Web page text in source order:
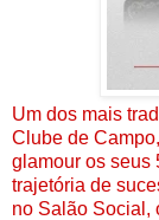
Um dos mais
Clube de
glamour os seus
trajetória de
no Salão Social,